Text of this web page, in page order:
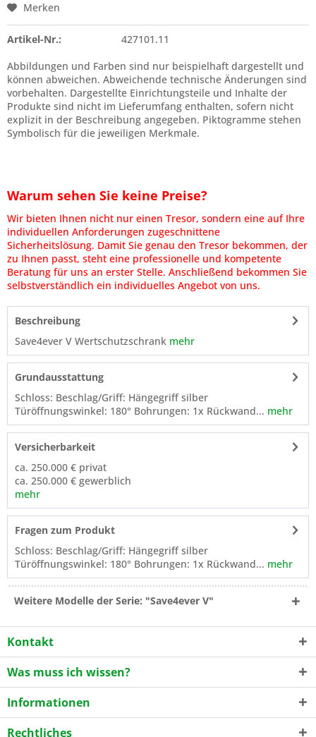
Merken
Artikel-Nr.:
427101.11
Abbildungen und Farben sind nur beispielhaft dargestellt und
können abweichen. Abweichende technische Änderungen sind
vorbehalten. Dargestellte Einrichtungsteile und Inhalte der
Produkte sind nicht im Lieferumfang enthalten, sofern nicht
explizit in der Beschreibung angegeben. Piktogramme stehen
Symbolisch für die jeweiligen Merkmale.
Warum sehen Sie keine Preise?
Wir bieten Ihnen nicht nur einen Tresor, sondern eine auf Ihre
individuellen Anforderungen zugeschnittene
Sicherheitslösung. Damit Sie genau den Tresor bekommen, der
zu Ihnen passt, steht eine professionelle und kompetente
Beratung für uns an erster Stelle. Anschließend bekommen Sie
selbstverständlich ein individuelles Angebot von uns.
Beschreibung
Save4ever V Wertschutzschrank mehr
Grundausstattung
Schloss: Beschlag/Griff: Hängegriff silber
Türöffnungswinkel: 180° Bohrungen: 1x Rückwand... mehr
Versicherbarkeit
ca. 250.000 € privat
ca. 250.000 € gewerblich
mehr
Fragen zum Produkt
Schloss: Beschlag/Griff: Hängegriff silber
Türöffnungswinkel: 180° Bohrungen: 1x Rückwand... mehr
Weitere Modelle der Serie: "Save4ever V"
Kontakt
Was muss ich wissen?
Informationen
Rechtliches